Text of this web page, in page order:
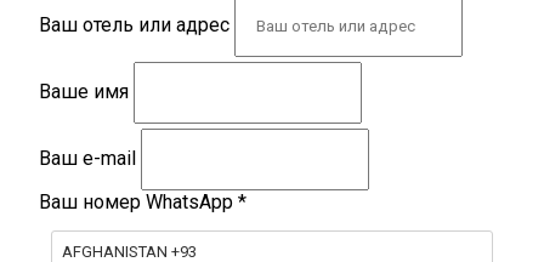
Ваш отель или адрес
Ваше имя
Ваш e-mail
Ваш номер WhatsApp *
AFGHANISTAN +93